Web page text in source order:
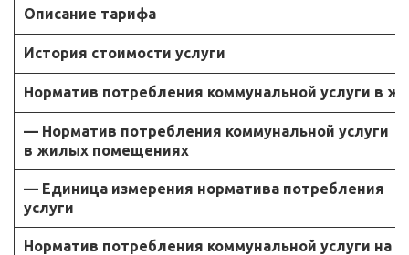
Описание тарифа
История стоимости услуги
Норматив потребления коммунальной услуги в
— Норматив потребления коммунальной услуги
в жилых помещениях
— Единица измерения норматива потребления
услуги
Норматив потребления коммунальной услуги